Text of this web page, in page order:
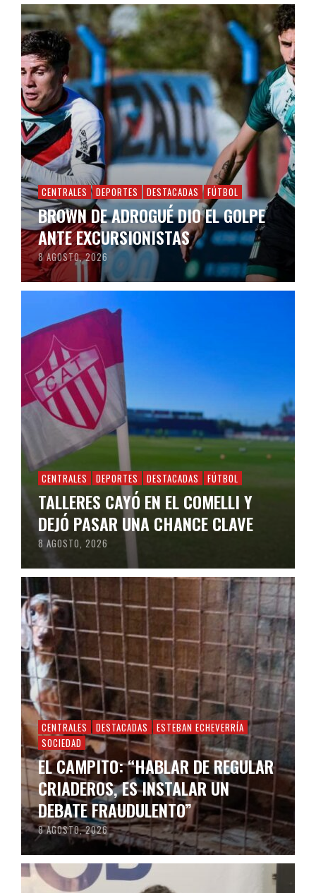
CENTRALES DEPORTES DESTACADAS FÚTBOL
BROWN DE ADROGUÉ DIO EL GOLPE
ANTE EXCURSIONISTAS
8 AGOSTO, 2026
CENTRALES DEPORTES DESTACADAS FÚTBOL
TALLERES CAYÓ EN EL COMELLI Y
DEJÓ PASAR UNA CHANCE CLAVE
8 AGOSTO, 2026
CENTRALES DESTACADAS
ESTEBAN ECHEVERRÍA
SOCIEDAD
EL CAMPITO: “HABLAR DE REGULAR
CRIADEROS, ES INSTALAR UN
DEBATE FRAUDULENTO”
8 AGOSTO, 2026